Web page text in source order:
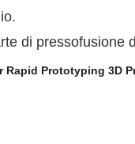
di pressofusione